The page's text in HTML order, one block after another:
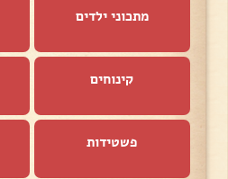
מתכוני ילדים
קינוחים
פשטידות